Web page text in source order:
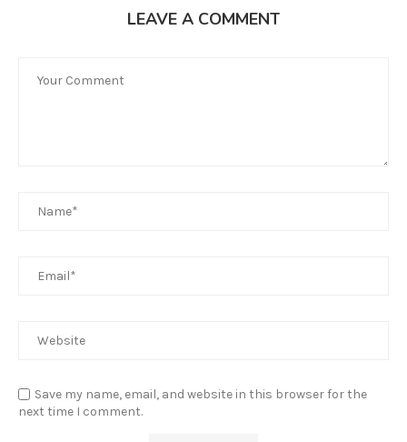
LEAVE A COMMENT
Save my name, email, and website in this browser for the
next time I comment.